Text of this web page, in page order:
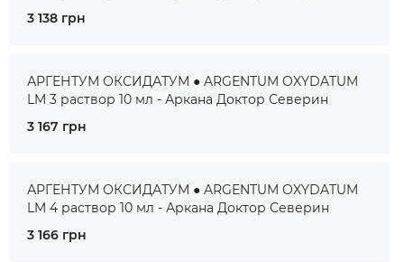
3 138 грн
АРГЕНТУМ ОКСИДАТУМ ● ARGENTUM OXYDATUM
LM 3 раствор 10 мл - Аркана Доктор Северин
3 167 грн
АРГЕНТУМ ОКСИДАТУМ ● ARGENTUM OXYDATUM
LM 4 раствор 10 мл - Аркана Доктор Северин
3 166 грн